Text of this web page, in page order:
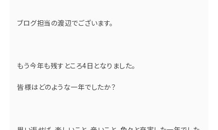
ブログ担当の渡辺でございます。
もう今年も残すところ4日となりました。
皆様はどのような一年でしたか？